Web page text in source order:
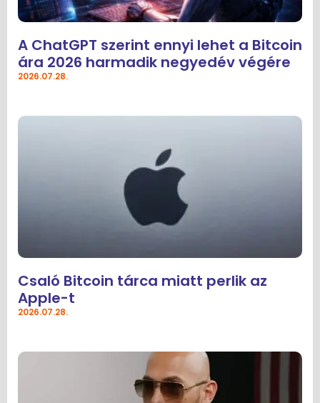
A ChatGPT szerint ennyi lehet a Bitcoin
ára 2026 harmadik negyedév végére
2026.07.28.
Csaló Bitcoin tárca miatt perlik az
Apple-t
2026.07.28.